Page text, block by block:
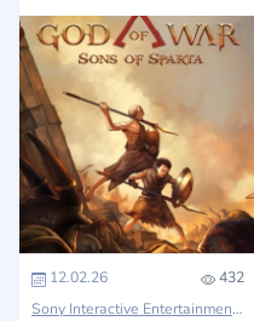
12.02.26
432
Sony Interactive Entertainment